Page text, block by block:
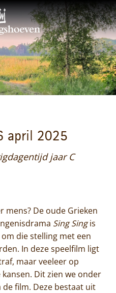
april 2025
jaar C
mens? De oude Grieken
Sing Singis
die stelling met een
In deze speelfilm ligt
maar veeleer op
Dit zien we onder
film. Deze bestaat uit